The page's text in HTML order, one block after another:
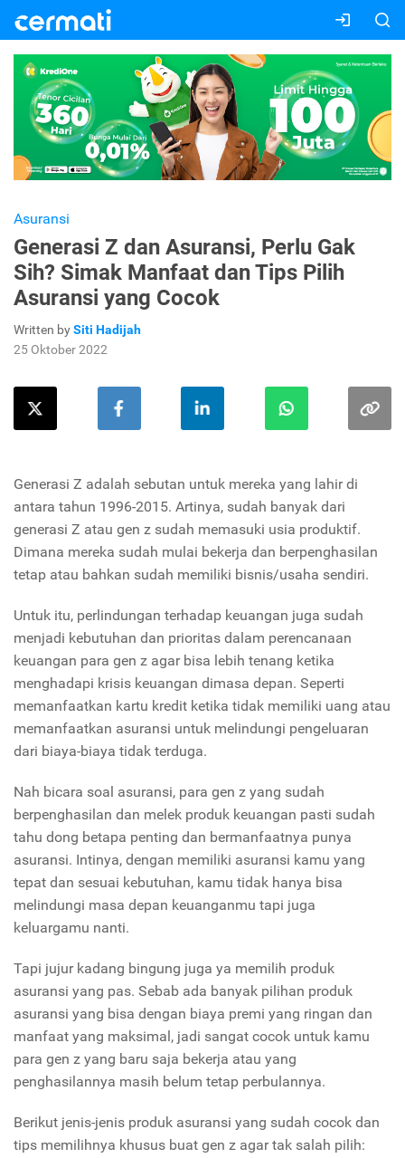
Asuransi
Generasi Z dan Asuransi, Perlu Gak
Sih? Simak Manfaat dan Tips Pilih
Asuransi yang Cocok
Written bySiti Hadijah
25 Oktober 2022
Generasi Z adalah sebutan untuk mereka yang lahir di
antara tahun 1996-2015. Artinya, sudah banyak dari
generasi Z atau gen z sudah memasuki usia produktif.
Dimana mereka sudah mulai bekerja dan berpenghasilan
tetap atau bahkan sudah memiliki bisnis/usaha sendiri.
Untuk itu, perlindungan terhadap keuangan juga sudah
menjadi kebutuhan dan prioritas dalam perencanaan
keuangan para gen z agar bisa lebih tenang ketika
menghadapi krisis keuangan dimasa depan. Seperti
memanfaatkan kartu kredit ketika tidak memiliki uang atau
memanfaatkan asuransi untuk melindungi pengeluaran
dari biaya-biaya tidak terduga.
Nah bicara soal asuransi, para gen z yang sudah
berpenghasilan dan melek produk keuangan pasti sudah
tahu dong betapa penting dan bermanfaatnya punya
asuransi. Intinya, dengan memiliki asuransi kamu yang
tepat dan sesuai kebutuhan, kamu tidak hanya bisa
melindungi masa depan keuanganmu tapi juga
keluargamu nanti.
Tapi jujur kadang bingung juga ya memilih produk
asuransi yang pas. Sebab ada banyak pilihan produk
asuransi yang bisa dengan biaya premi yang ringan dan
manfaat yang maksimal, jadi sangat cocok untuk kamu
para gen z yang baru saja bekerja atau yang
penghasilannya masih belum tetap perbulannya.
Berikut jenis-jenis produk asuransi yang sudah cocok dan
tips memilihnya khusus buat gen z agar tak salah pilih: